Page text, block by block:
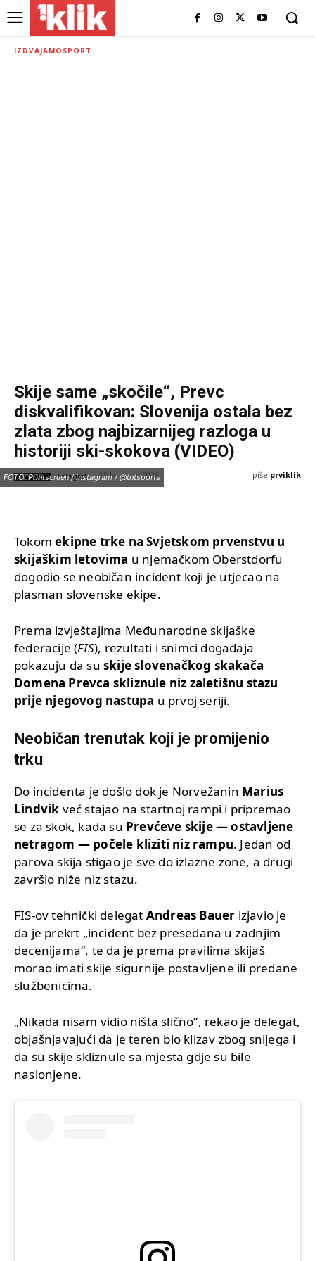
IZDVAJAMO SPORT
Skije same „skočile“, Prevc
diskvalifikovan: Slovenija ostala bez
zlata zbog najbizarnijeg razloga u
historiji ski-skokova (VIDEO)
IZVOR: Telegraf 25 Januara, 2026 piše:prviklik
FOTO: Printscreen / instagram / @tntsports
Tokomekipne trke na Svjetskom prvenstvu u
skijaškim letovima u njemačkom Oberstdorfu
dogodio se neobičan incident koji je utjecao na
plasman slovenske ekipe.
Prema izvještajima Međunarodne skijaške
federacije (FIS), rezultati i snimci događaja
pokazuju da su skije slovenačkog skakača
Domena Prevca skliznule niz zaletišnu stazu
prije njegovog nastupa u prvoj seriji.
Neobičan trenutak koji je promijenio
trku
Do incidenta je došlo dok je Norvežanin Marius
Lindvik već stajao na startnoj rampi i pripremao
se za skok, kada su Prevćeve skije — ostavljene
netragom — počele kliziti niz rampu. Jedan od
parova skija stigao je sve do izlazne zone, a drugi
završio niže niz stazu.
FIS-ov tehnički delegat Andreas Bauer izjavio je
da je prekrt „incident bez presedana u zadnjim
decenijama“, te da je prema pravilima skijaš
morao imati skije sigurnije postavljene ili predane
službenicima.
„Nikada nisam vidio ništa slično“, rekao je delegat,
objašnjavajući da je teren bio klizav zbog snijega i
da su skije skliznule sa mjesta gdje su bile
naslonjene.